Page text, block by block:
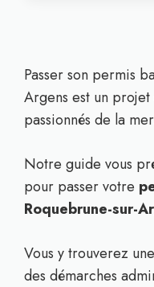
Passer son permis
Argens est un
passionnés de la
Notre guide vous
pour passer votre
Roquebrune-sur-
Vous y trouverez
des démarches